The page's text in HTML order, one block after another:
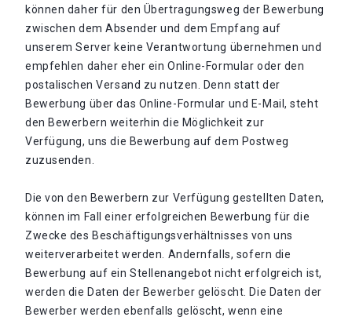
können daher für den Übertragungsweg der Bewerbung
zwischen dem Absender und dem Empfang auf
unserem Server keine Verantwortung übernehmen und
empfehlen daher eher ein Online-Formular oder den
postalischen Versand zu nutzen. Denn statt der
Bewerbung über das Online-Formular und E-Mail, steht
den Bewerbern weiterhin die Möglichkeit zur
Verfügung, uns die Bewerbung auf dem Postweg
zuzusenden.
Die von den Bewerbern zur Verfügung gestellten Daten,
können im Fall einer erfolgreichen Bewerbung für die
Zwecke des Beschäftigungsverhältnisses von uns
weiterverarbeitet werden. Andernfalls, sofern die
Bewerbung auf ein Stellenangebot nicht erfolgreich ist,
werden die Daten der Bewerber gelöscht. Die Daten der
Bewerber werden ebenfalls gelöscht, wenn eine